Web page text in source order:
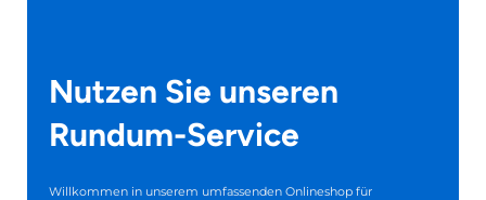
Nutzen Sie unseren
Rundum-Service
Willkommen in unserem umfassenden Onlineshop für